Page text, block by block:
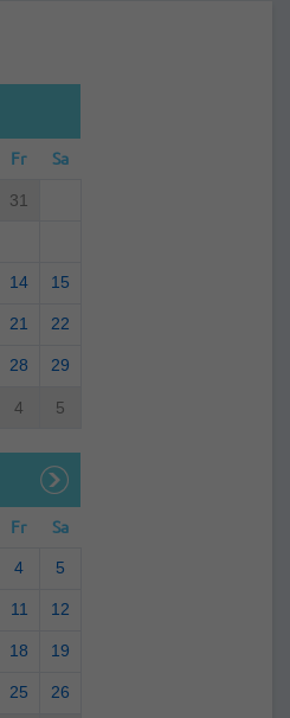
Fr Sa
31
14 15
21 22
28 29
4 5
Fr Sa
4 5
11 12
18 19
25 26